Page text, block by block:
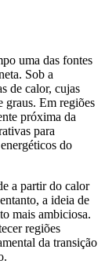
uma das fontes
Sob a
de calor, cujas
graus. Em regiões
próxima da
para
do
a partir do calor
a ideia de
mais ambiciosa.
regiões
da transição